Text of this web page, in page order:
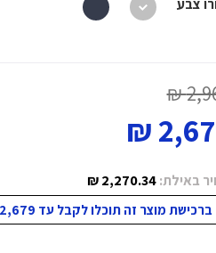
צבע
באילת:2,270.34 ₪
ברכישת מוצר זה תוכלו לקבל עד 2,679 נקודות מועדון!